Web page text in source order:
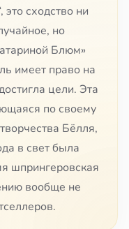
сходство ни
но
Блюм»
имеет право на
цели. Эта
по своему
Бёлля,
в свет была
шпрингеровская
вообще не